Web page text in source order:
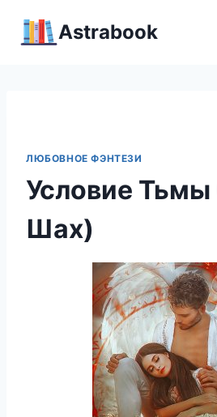
Аstrabook
ЛЮБОВНОЕ ФЭНТЕЗИ
Условие
Шах)